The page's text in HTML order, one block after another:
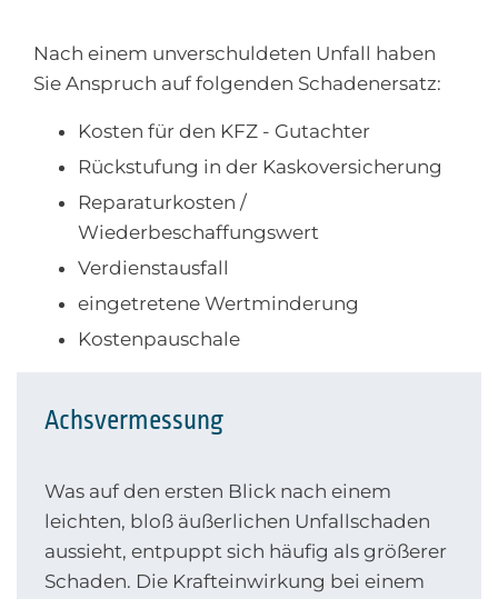
Nach einem unverschuldeten Unfall haben
Sie Anspruch auf folgenden Schadenersatz:
Kosten für den KFZ - Gutachter
Rückstufung in der Kaskoversicherung
Reparaturkosten /
Wiederbeschaffungswert
Verdienstausfall
eingetretene Wertminderung
Kostenpauschale
Achsvermessung
Was auf den ersten Blick nach einem
leichten, bloß äußerlichen Unfallschaden
aussieht, entpuppt sich häufig als größerer
Schaden. Die Krafteinwirkung bei einem